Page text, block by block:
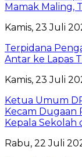
Mamak Maling,
Kamis, 23 Juli
Terpidana
Antar ke Lapas
Kamis, 23 Juli
Ketua Umum
Kecam Dugaan
Kepala Sekolah
Rabu, 22 Juli